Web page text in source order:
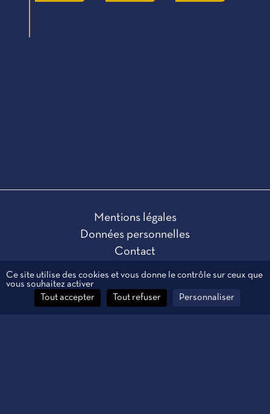
Mentions légales
Données personnelles
Contact
Ce site utilise des cookies et vous donne le contrôle sur ceux que
vous souhaitez activer
Tout accepter
Tout refuser Personnaliser